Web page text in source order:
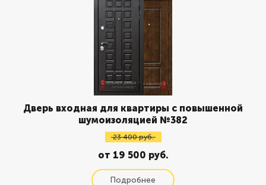
Дверь входная для квартиры с повышенной
шумоизоляцией №382
23 400 руб.
от 19 500 руб.